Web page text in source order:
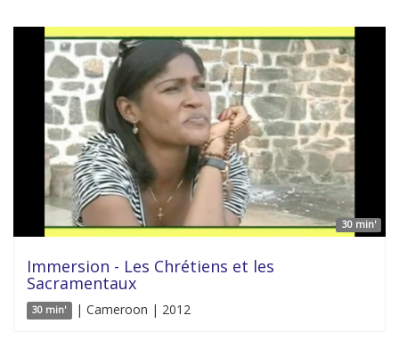
30 min'
Immersion - Les Chrétiens et les
Sacramentaux
30 min' | Cameroon | 2012